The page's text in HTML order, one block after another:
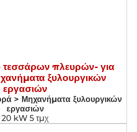
τεσσάρων πλευρών- για
ξυλουργικών
εργασιών
> Μηχανήματα ξυλουργικών
εργασιών
20 kW 5 τμχ